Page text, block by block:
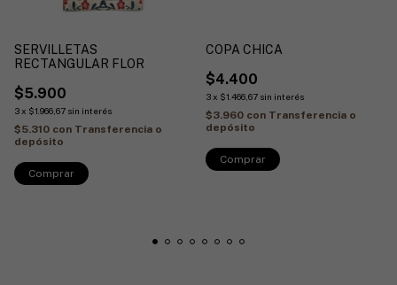
SERVILLETAS
RECTANGULAR FLOR
$5.900
3 x $1.966,67 sin interés
$5.310 con Transferencia o
depósito
COPA CHICA
$4.400
3 x $1.466,67 sin interés
$3.960 con Transferencia o
depósito